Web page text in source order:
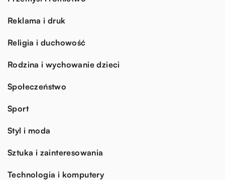
Reklama i druk
Religia i duchowość
Rodzina i wychowanie dzieci
Społeczeństwo
Sport
Styl i moda
Sztuka i zainteresowania
Technologia i komputery